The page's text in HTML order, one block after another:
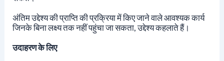
अंतिम उद्देश्य की प्राप्ति की प्रक्रिया में किए जाने वाले आवश्यक कार्य
जिनके बिना लक्ष्य तक नहीं पहुंचा जा सकता, उद्देश्य कहलाते हैं।
उदाहरण के लिए